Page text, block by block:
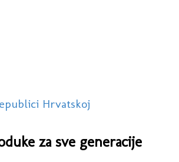
Hrvatskoj
za sve generacije